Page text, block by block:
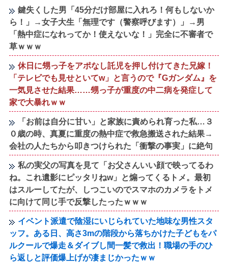
鍵失くした男「45分だけ部屋に入れろ！何もしないか
ら！」→女子大生「無理です（警察呼びます）」→男
「熱中症になれってか！使えないな！」完全に不審者で
草ｗｗｗ
休日に甥っ子をアポなし託児を押し付けてきた兄嫁！
「テレビでも見せといてw」と言うので『Gガンダム』を
一気見させた結果……甥っ子が重度の中二病を発症して
家で大暴れｗｗ
「お前は自分に甘い」と家族に責められ育った私…３
０歳の時、真夏に重度の熱中症で救急搬送された結果→
会社の人たちから叩きつけられた「衝撃の事実」に絶句
私の実父の写真を見て「お父さんいい顔で映ってるわ
ね。これ遺影にピッタリねw」と煽ってくるトメ。最初
はスルーしてたが、しつこいのでスマホのカメラをトメ
に向けて同じ手で反撃したったｗｗｗ
イベント派遣で陰湿にいじられていた地味な男性スタ
ッフ。ある日、高さ3mの階段から落ちかけた子どもをパ
ルクールで爆走＆ダイブし間一髪で救出！職場の手のひ
ら返しと評価爆上げが凄まじかったｗｗ